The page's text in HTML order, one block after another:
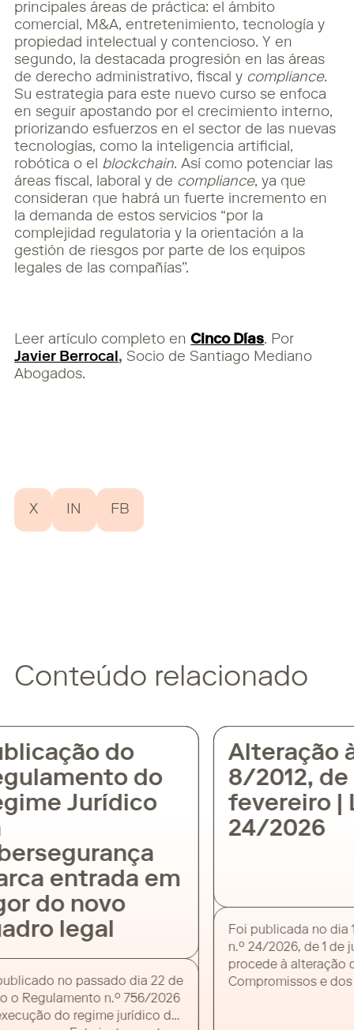
principales áreas de práctica: el ámbito
comercial, M&A, entretenimiento, tecnología y
propiedad intelectual y contencioso. Y en
segundo, la destacada progresión en las áreas
de derecho administrativo, fiscal y compliance.
Su estrategia para este nuevo curso se enfoca
en seguir apostando por el crecimiento interno,
priorizando esfuerzos en el sector de las nuevas
tecnologías, como la inteligencia artificial,
robótica o el blockchain. Así como potenciar las
áreas fiscal, laboral y de compliance, ya que
consideran que habrá un fuerte incremento en
la demanda de estos servicios “por la
complejidad regulatoria y la orientación a la
gestión de riesgos por parte de los equipos
legales de las compañías”.
Leer artículo completo enCinco Días. Por
Javier Berrocal, Socio de Santiago Mediano
Abogados.
X IN FB
Conteúdo relacionado
do
do
Jurídico
entrada em
do novo
legal
no passado dia 22 de
Regulamento n.º 756/2026
do regime jurídico da
Alteração à
8/2012, de
fevereiro |
24/2026
Foi publicada no dia 1
n.º 24/2026, de 1 de
procede à alteração da
Compromissos e dos